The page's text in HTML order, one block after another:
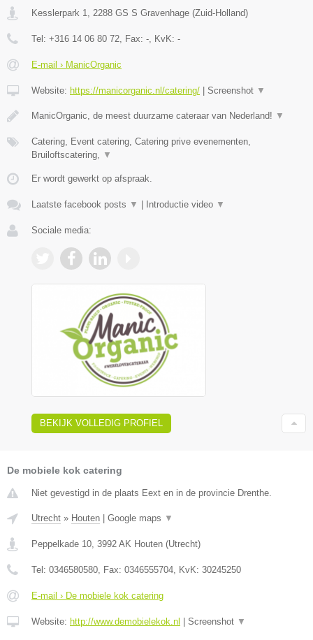
Kesslerpark 1 2288 GS S Gravenhage (Zuid-Holland)
Tel: +316 14 06 80 72 , Fax: - , KvK: -
E-mail › ManicOrganic
Website: https://manicorganic.nl/catering/ Screenshot ▼
ManicOrganic, de meest duurzame cateraar van Nederland! ▼
Catering, Event catering, Catering prive evenementen,
Bruiloftscatering,
▼
Er wordt gewerkt op afspraak.
Laatste facebook posts ▼ Introductie video ▼
Sociale media:
BEKIJK VOLLEDIG PROFIEL
De mobiele kok catering
Niet gevestigd in de plaats Eext en in de provincie Drenthe.
Utrecht » Houten | Google maps ▼
Peppelkade 10 3992 AK Houten (Utrecht)
Tel: 0346580580 , Fax: 0346555704 , KvK: 30245250
E-mail › De mobiele kok catering
Website: http://www.demobielekok.nl | Screenshot ▼